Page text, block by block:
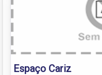
Espaço Cariz